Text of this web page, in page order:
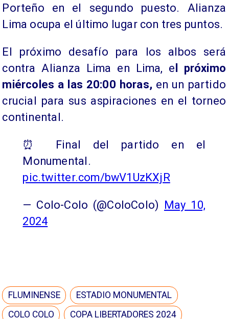
Porteño en el segundo puesto. Alianza
Lima ocupa el último lugar con tres puntos.
El próximo desafío para los albos será
contra Alianza Lima en Lima, e l próximo
miércoles a las 20:00 horas, en un partido
crucial para sus aspiraciones en el torneo
continental.
⏰ Final del partido en el
Monumental.
pic.twitter.com/bwV1UzKXjR
— Colo-Colo (@ColoColo) May 10,
2024
FLUMINENSE
ESTADIO MONUMENTAL
COLO COLO
COPA LIBERTADORES 2024